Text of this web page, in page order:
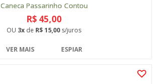
Caneca Passarinho Contou
R$ 45,00
OU 3x de R$ 15,00 s/juros
VER MAIS ESPIAR